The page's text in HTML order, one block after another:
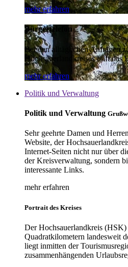
mehr erfahren
Bürgertelefon
Bei den alltäglichen Anfragen
Hochsauerlandkreises hilft das
mehr erfahren
Politik und Verwaltung
Politik und Verwaltung
Sehr geehrte Damen und
Website, der
Internet-Seiten nicht nur über
der Kreisverwaltung, sondern
interessante Links.
mehr erfahren
Portrait des Kreises
Der Hochsauerlandkreis
Quadratkilometern landesweit
liegt inmitten der
zusammenhängenden